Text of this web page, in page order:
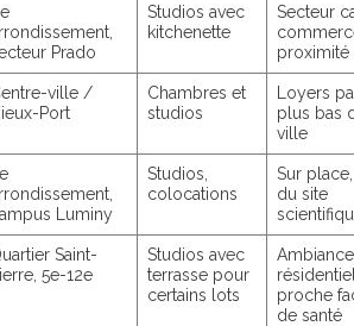
Prado
Studios avec
kitchenette
Secteur
proximité
ville /
Port
Chambres et
studios
Loyers
plus bas
ville
Luminy
Studios,
colocations
Sur
du site
Saint-
5e-12e
Studios avec
terrasse pour
certains lots
Ambiance
proche
de santé